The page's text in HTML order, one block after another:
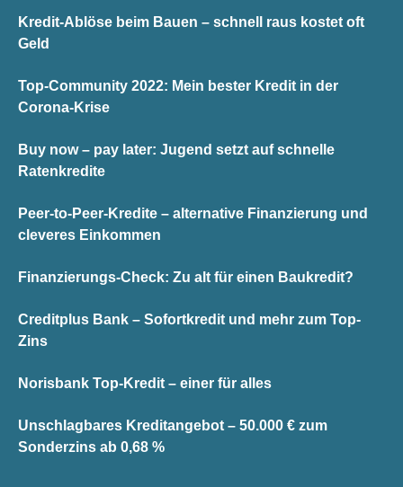
Kredit-Ablöse beim Bauen – schnell raus kostet oft
Geld
Top-Community 2022: Mein bester Kredit in der
Corona-Krise
Buy now – pay later: Jugend setzt auf schnelle
Ratenkredite
Peer-to-Peer-Kredite – alternative Finanzierung und
cleveres Einkommen
Finanzierungs-Check: Zu alt für einen Baukredit?
Creditplus Bank – Sofortkredit und mehr zum Top-
Zins
Norisbank Top-Kredit – einer für alles
Unschlagbares Kreditangebot – 50.000 € zum
Sonderzins ab 0,68 %